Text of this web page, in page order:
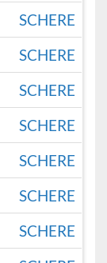
SCHERE
SCHERE
SCHERE
SCHERE
SCHERE
SCHERE
SCHERE